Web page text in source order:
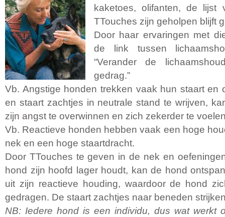
kaketoes, olifanten, de lijst
TTouches zijn geholpen blijft
Door haar ervaringen met
de link tussen
“Verander de
gedrag.”
Vb. Angstige honden trekken vaak hun staart en
en staart zachtjes in neutrale stand te wrijven,
zijn angst te overwinnen en zich zekerder te
Vb. Reactieve honden hebben vaak een hoge
nek en een hoge staartdracht.
Door TTouches te geven in de nek en
hond zijn hoofd lager houdt, kan de hond
uit zijn reactieve houding, waardoor de hond
gedragen. De staart zachtjes naar beneden
NB: Iedere hond is een individu, dus wat werkt